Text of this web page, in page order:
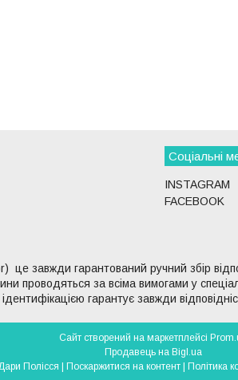
Соціальні
INSTAGRAM
FACEBOOK
завжди гарантований ручний збір
проводяться за всіма вимогами у
гарантує завжди
Сайт створений на маркетплейсі
Продавець на Bigl.ua
Поскаржитися на контент Політика